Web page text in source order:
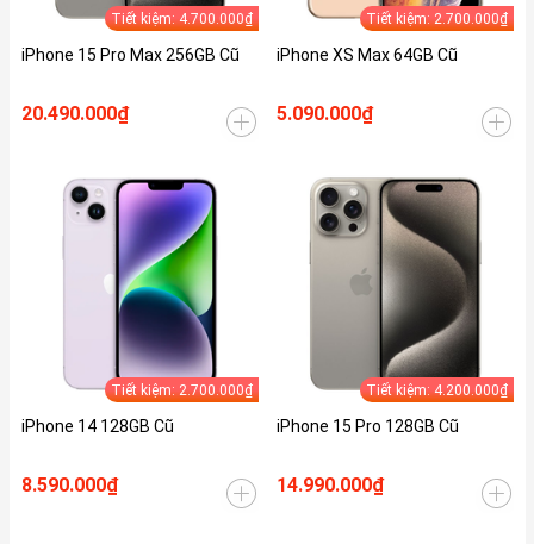
Tiết kiệm: 4.700.000₫
iPhone 15 Pro Max 256GB Cũ
20.490.000₫
Tiết kiệm: 2.700.000₫
iPhone XS Max 64GB Cũ
5.090.000₫
Tiết kiệm: 2.700.000₫
iPhone 14 128GB Cũ
8.590.000₫
Tiết kiệm: 4.200.000₫
iPhone 15 Pro 128GB Cũ
14.990.000₫